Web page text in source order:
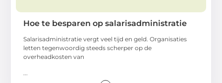
Hoe te besparen op salarisadministratie
Salarisadministratie vergt veel tijd en geld. Organisaties
letten tegenwoordig steeds scherper op de
overheadkosten van